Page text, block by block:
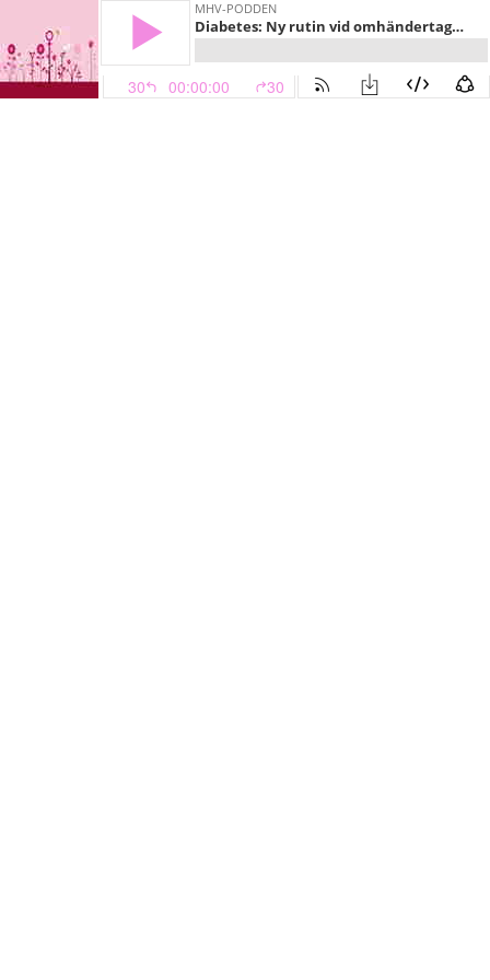
MHV-PODDEN
Diabetes: Ny rutin vid omhändertagande av insulinbehandlade gravida med graviditetsdiabetes
30 00:00:00 30